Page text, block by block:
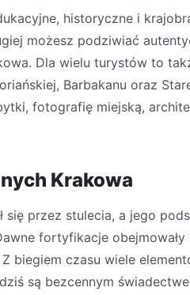
historyczne i
możesz podziwiać
Dla wielu turystów to
Barbakanu oraz
fotografię miejską,
Krakowa
się przez stulecia, a jego
fortyfikacje
biegiem czasu wiele
są bezcennym